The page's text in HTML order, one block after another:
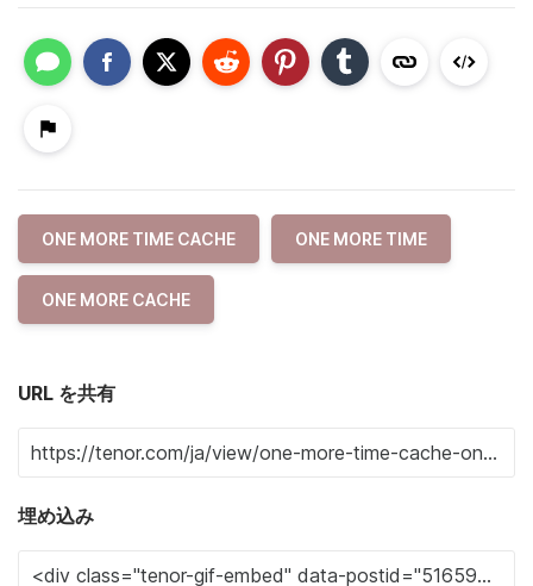
ONE MORE TIME CACHE ONE MORE TIME
ONE MORE CACHE
URL を共有
埋め込み